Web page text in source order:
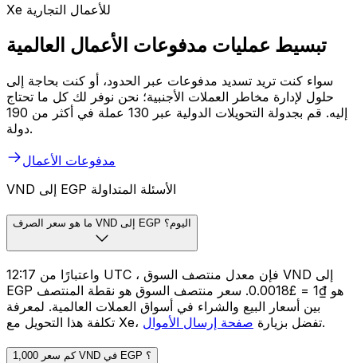
Xe للأعمال التجارية
تبسيط عمليات مدفوعات الأعمال العالمية
سواء كنت تريد تسديد مدفوعات عبر الحدود، أو كنت بحاجة إلى
حلول لإدارة مخاطر العملات الأجنبية؛ نحن نوفر لك كل ما تحتاج
إليه. قم بجدولة التحويلات الدولية عبر 130 عملة في أكثر من 190
دولة.
مدفوعات الأعمال
VND إلى EGP الأسئلة المتداولة
ما هو سعر الصرف VND إلى EGP اليوم؟
واعتبارًا من 12:17 UTC ، فإن معدل منتصف السوق VND إلى
EGP هو ₫1 = £0.0018. سعر منتصف السوق هو نقطة المنتصف
بين أسعار البيع والشراء في أسواق العملات العالمية. لمعرفة
تكلفة هذا التحويل مع Xe، تفضل بزيارة صفحة إرسال الأموال .
كم سعر 1,000 VND في EGP ؟